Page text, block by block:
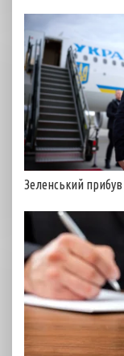
Зеленський прибув